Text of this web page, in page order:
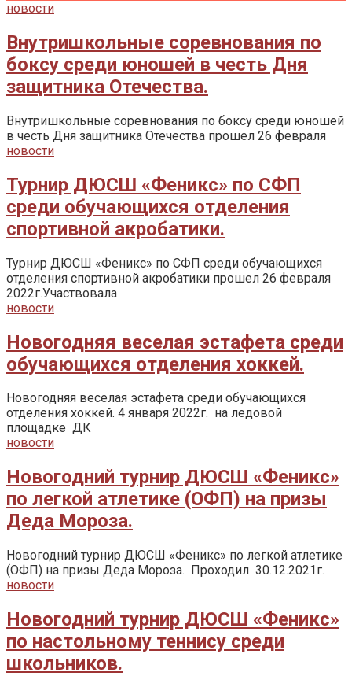
новости
Внутришкольные соревнования по
боксу среди юношей в честь Дня
защитника Отечества.
Внутришкольные соревнования по боксу среди юношей
в честь Дня защитника Отечества прошел 26 февраля
новости
Турнир ДЮСШ «Феникс» по СФП
среди обучающихся отделения
спортивной акробатики.
Турнир ДЮСШ «Феникс» по СФП среди обучающихся
отделения спортивной акробатики прошел 26 февраля
2022г.Участвовала
новости
Новогодняя веселая эстафета среди
обучающихся отделения хоккей.
Новогодняя веселая эстафета среди обучающихся
отделения хоккей. 4 января 2022г. на ледовой
площадке ДК
новости
Новогодний турнир ДЮСШ «Феникс»
по легкой атлетике (ОФП) на призы
Деда Мороза.
Новогодний турнир ДЮСШ «Феникс» по легкой атлетике
(ОФП) на призы Деда Мороза. Проходил 30.12.2021г.
новости
Новогодний турнир ДЮСШ «Феникс»
по настольному теннису среди
школьников.